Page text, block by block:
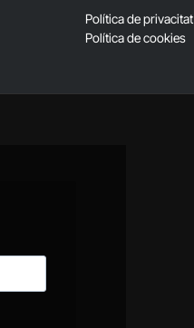
Política de privacitat
Política de cookies